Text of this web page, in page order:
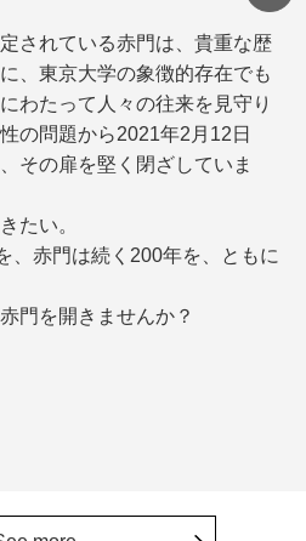
されている赤門は、貴重な歴
、東京大学の象徴的存在でも
わたって人々の往来を見守り
の問題から2021年2月12日
その扉を堅く閉ざしていま
たい。
、赤門は続く200年を、ともに
門を開きませんか？